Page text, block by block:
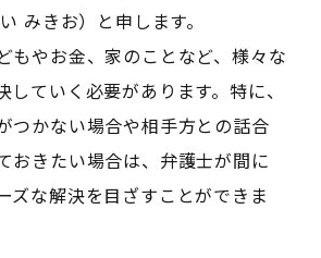
みきお）と申します。
もやお金、家のことなど、様々な
していく必要があります。特に、
つかない場合や相手方との話合
おきたい場合は、弁護士が間に
ズな解決を目ざすことができま